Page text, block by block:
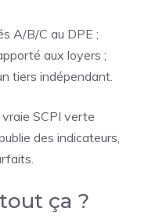
A/B/C au DPE ;
aux loyers ;
tiers indépendant.
SCPI verte
des indicateurs,
ça ?